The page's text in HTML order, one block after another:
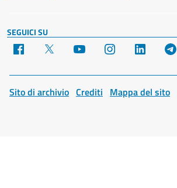
SEGUICI SU
Facebook YouTube Instagram LinkedIn
Sito di archivio Crediti Mappa del sito